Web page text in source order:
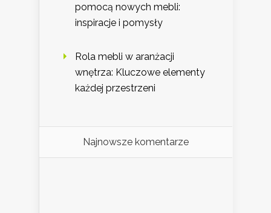
pomocą nowych mebli:
inspiracje i pomysły
Rola mebli w aranżacji
wnętrza: Kluczowe elementy
każdej przestrzeni
Najnowsze komentarze